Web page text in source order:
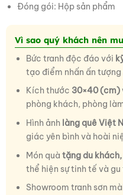
Đóng gói: Hộp sản phẩm
Vì sao quý khách nên
Bức tranh độc đáo với
tạo điểm nhấn ấn
Kích thước 30×40 (cm)
phòng khách, phòng
Hình ảnh làng quê Việt
giác yên bình và hoài
Món quà tặng du
thể hiện sự tinh tế và
Showroom tranh sơn